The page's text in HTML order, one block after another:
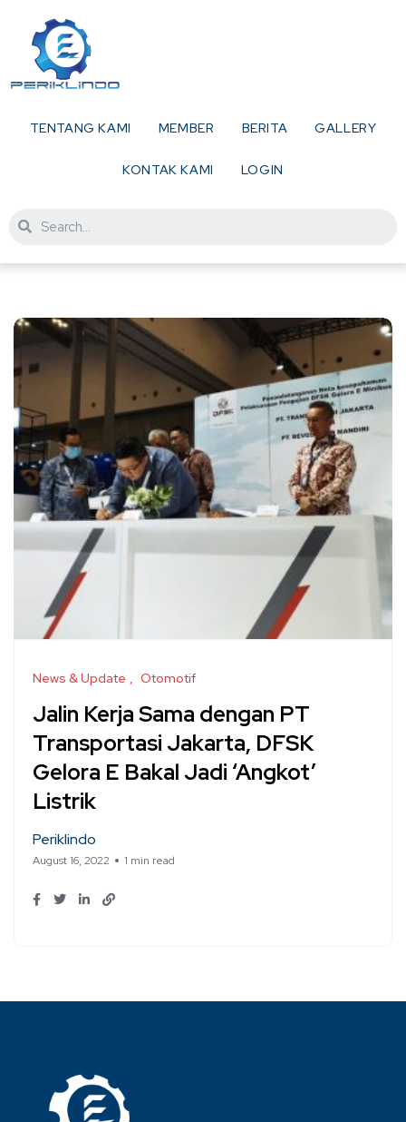
TENTANG KAMI MEMBER BERITA GALLERY
KONTAK KAMI LOGIN
News & Update Otomotif
Jalin Kerja Sama dengan PT
Transportasi Jakarta, DFSK
Gelora E Bakal Jadi ‘Angkot’
Listrik
Periklindo
August 16, 2022 1 min read